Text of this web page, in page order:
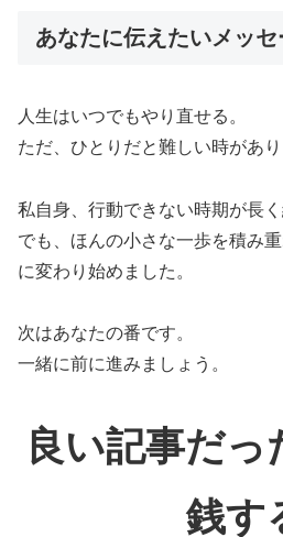
あなたに伝えたいメッセ
人生はいつでもやり直せる。
ただ、ひとりだと難しい時があり
私自身、行動できない時期が長く
でも、ほんの小さな一歩を積み
に変わり始めました。
次はあなたの番です。
一緒に前に進みましょう。
良い記事だ
銭す